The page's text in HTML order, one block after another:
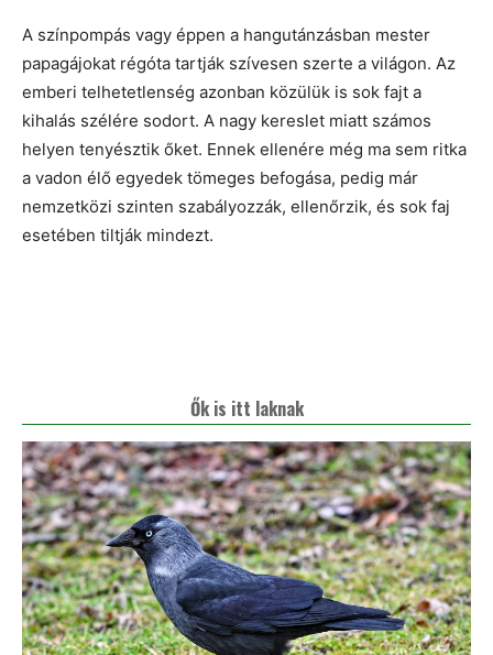
A színpompás vagy éppen a hangutánzásban mester
papagájokat régóta tartják szívesen szerte a világon. Az
emberi telhetetlenség azonban közülük is sok fajt a
kihalás szélére sodort. A nagy kereslet miatt számos
helyen tenyésztik őket. Ennek ellenére még ma sem ritka
a vadon élő egyedek tömeges befogása, pedig már
nemzetközi szinten szabályozzák, ellenőrzik, és sok faj
esetében tiltják mindezt.
Ők is itt laknak